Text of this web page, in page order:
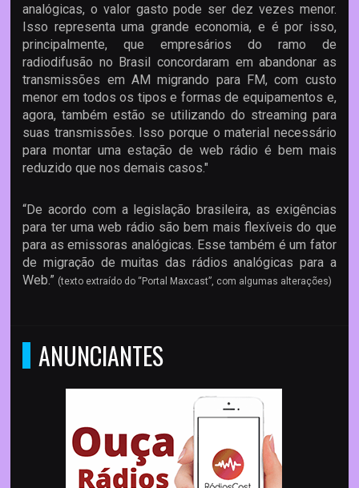
analógicas, o valor gasto pode ser dez vezes menor.
Isso representa uma grande economia, e é por isso,
principalmente, que empresários do ramo de
radiodifusão no Brasil concordaram em abandonar as
transmissões em AM migrando para FM, com custo
menor em todos os tipos e formas de equipamentos e,
agora, também estão se utilizando do streaming para
suas transmissões. Isso porque o material necessário
para montar uma estação de web rádio é bem mais
reduzido que nos demais casos."
“De acordo com a legislação brasileira, as exigências
para ter uma web rádio são bem mais flexíveis do que
para as emissoras analógicas. Esse também é um fator
de migração de muitas das rádios analógicas para a
Web.” (texto extraído do “Portal Maxcast”, com algumas alterações)
ANUNCIANTES